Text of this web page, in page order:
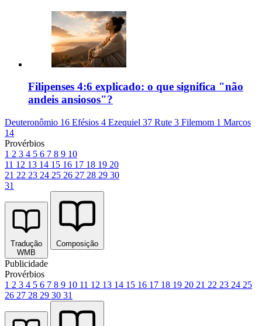
Filipenses 4:6 explicado: o que significa "não
andeis ansiosos"?
Deuteronômio 16 Efésios 4 Ezequiel 37 Rute 3 Filemom 1 Marcos
14
Provérbios
1 2 3 4 5 6 7 8 9 10
11 12 13 14 15 16 17 18 19 20
21 22 23 24 25 26 27 28 29 30
31
Tradução
WMB
Composição
Publicidade
Provérbios
1 2 3 4 5 6 7 8 9 10 11 12 13 14 15 16 17 18 19 20 21 22 23 24 25
26 27 28 29 30 31